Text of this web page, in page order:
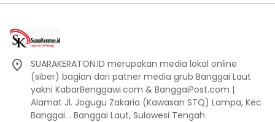
SUARAKERATON.ID merupakan media lokal online
(siber) bagian dari patner media grub Banggai Laut
yakni KabarBenggawi.com & BanggaiPost.com |
Alamat Jl. Jogugu Zakaria (Kawasan STQ) Lampa, Kec
Banggai. . Banggai Laut, Sulawesi Tengah